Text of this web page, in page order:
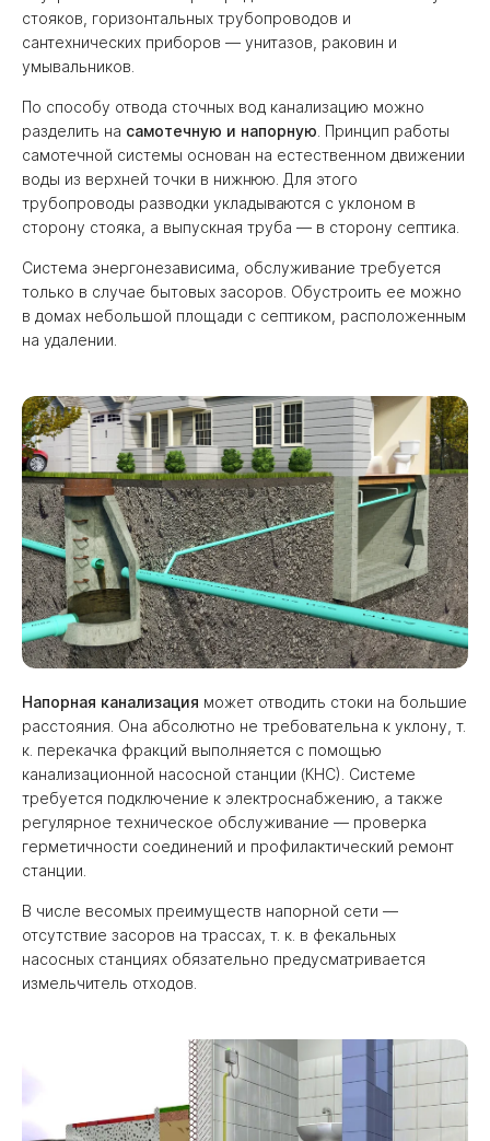
стояков, горизонтальных трубопроводов и
сантехнических приборов — унитазов, раковин и
умывальников.
По способу отвода сточных вод канализацию можно
разделить на самотечную и напорную . Принцип работы
самотечной системы основан на естественном движении
воды из верхней точки в нижнюю. Для этого
трубопроводы разводки укладываются с уклоном в
сторону стояка, а выпускная труба — в сторону септика.
Система энергонезависима, обслуживание требуется
только в случае бытовых засоров. Обустроить ее можно
в домах небольшой площади с септиком, расположенным
на удалении.
Напорная канализация может отводить стоки на большие
расстояния. Она абсолютно не требовательна к уклону, т.
к. перекачка фракций выполняется с помощью
канализационной насосной станции (КНС). Системе
требуется подключение к электроснабжению, а также
регулярное техническое обслуживание — проверка
герметичности соединений и профилактический ремонт
станции.
В числе весомых преимуществ напорной сети —
отсутствие засоров на трассах, т. к. в фекальных
насосных станциях обязательно предусматривается
измельчитель отходов.